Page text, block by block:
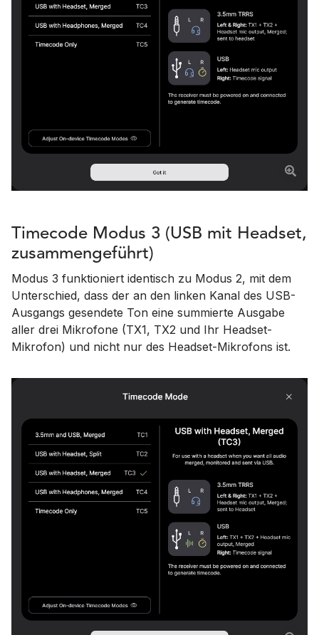
Timecode Modus 3 (USB mit Headset,
zusammengeführt)
Modus 3 funktioniert identisch zu Modus 2, mit dem
Unterschied, dass der an den linken Kanal des USB-
Ausgangs gesendete Ton eine summierte Ausgabe
aller drei Mikrofone (TX1, TX2 und Ihr Headset-
Mikrofon) und nicht nur des Headset-Mikrofons ist.